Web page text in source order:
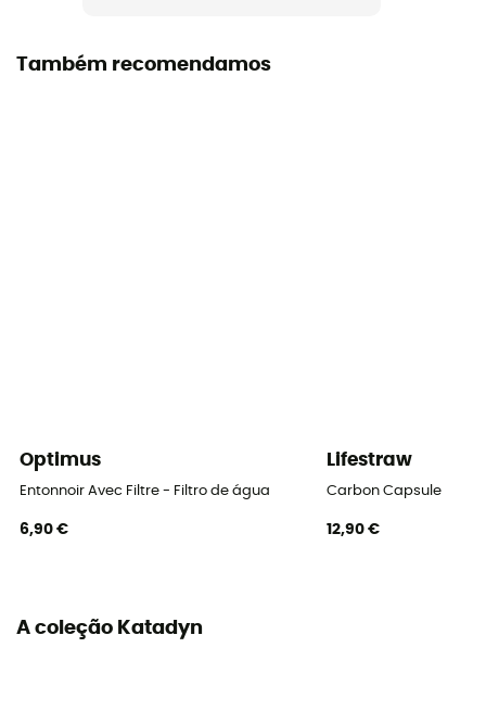
Também recomendamos
Optimus
Entonnoir Avec Filtre - Filtro de água
6,90 €
Lifestraw
Carbon Capsule
12,90 €
A coleção Katadyn